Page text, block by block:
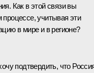
Как в этой связи вы
учитывая эти
в мире и в регионе?
подтвердить, что